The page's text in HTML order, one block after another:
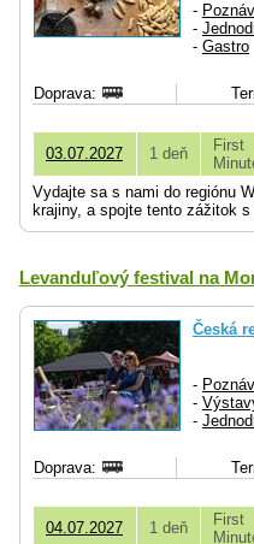
-
-
- Gastro
Doprava:
03.07.2027 1 deň
First
Vydajte sa s nami do regiónu
krajiny, a spojte tento zážitok
Levanduľový festival na
Česká
-
-
-
Doprava:
04.07.2027 1 deň
First